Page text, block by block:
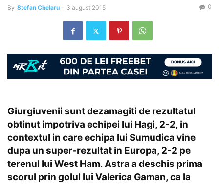
By Stefan Chelaru - 3 august 2015 0
Giurgiuvenii sunt dezamagiti de rezultatul
obtinut impotriva echipei lui Hagi, 2-2, in
contextul in care echipa lui Sumudica vine
dupa un super-rezultat in Europa, 2-2 pe
terenul lui West Ham. Astra a deschis prima
scorul prin golul lui Valerica Gaman, ca la